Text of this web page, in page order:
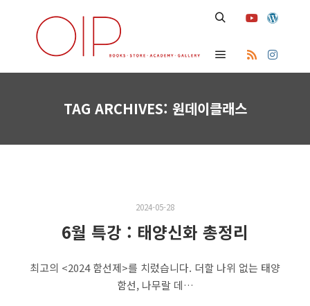
Main menu
TAG ARCHIVES: 원데이클래스
2024-05-28
6월 특강 : 태양신화 총정리
최고의 <2024 함선제>를 치렀습니다. 더할 나위 없는 태양
함선, 나무랄 데…